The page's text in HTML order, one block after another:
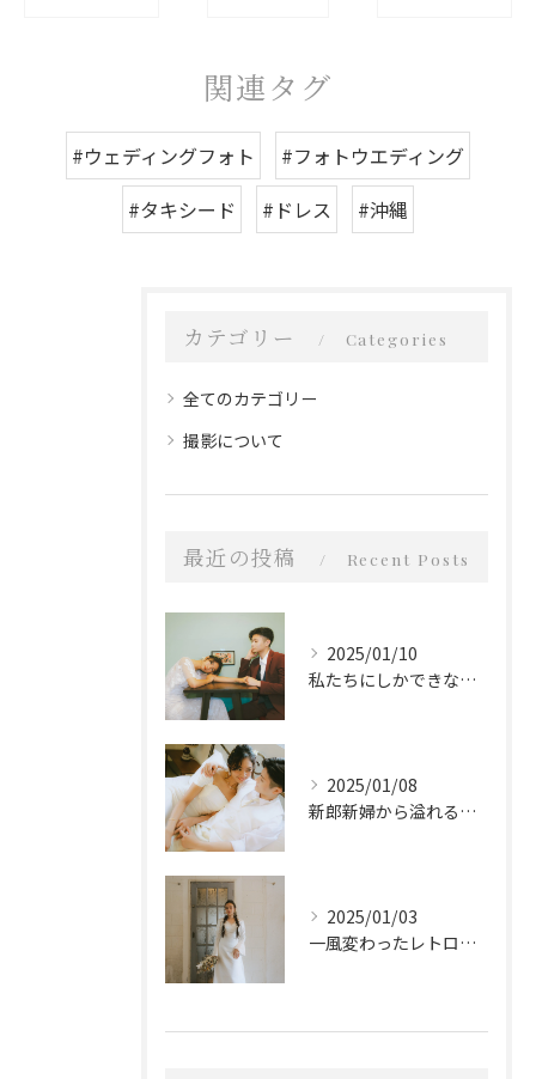
関連タグ
#ウェディングフォト
#フォトウエディング
#タキシード
#ドレス #沖縄
カテゴリー Categories
全てのカテゴリー
撮影について
最近の投稿 Recent Posts
2025/01/10
私たちにしかできないスタイル
2025/01/08
新郎新婦から溢れる優しい愛
2025/01/03
一風変わったレトロなウェディングフォト